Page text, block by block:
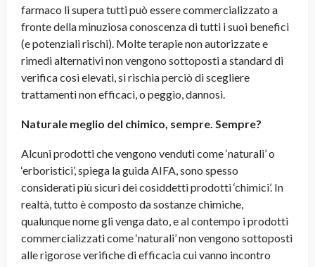
farmaco li supera tutti può essere commercializzato a
fronte della minuziosa conoscenza di tutti i suoi benefici
(e potenziali rischi). Molte terapie non autorizzate e
rimedi alternativi non vengono sottoposti a standard di
verifica così elevati, si rischia perciò di scegliere
trattamenti non efficaci, o peggio, dannosi.
Naturale meglio del chimico, sempre. Sempre?
Alcuni prodotti che vengono venduti come ‘naturali’ o
‘erboristici’, spiega la guida AIFA, sono spesso
considerati più sicuri dei cosiddetti prodotti ‘chimici’. In
realtà, tutto è composto da sostanze chimiche,
qualunque nome gli venga dato, e al contempo i prodotti
commercializzati come ‘naturali’ non vengono sottoposti
alle rigorose verifiche di efficacia cui vanno incontro